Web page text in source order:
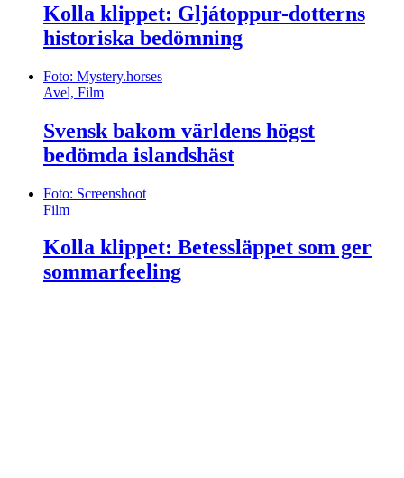
Kolla klippet: Gljátoppur-dotterns
historiska bedömning
Foto: Mystery.horses
Avel, Film
Svensk bakom världens högst
bedömda islandshäst
Foto: Screenshoot
Film
Kolla klippet: Betessläppet som ger
sommarfeeling